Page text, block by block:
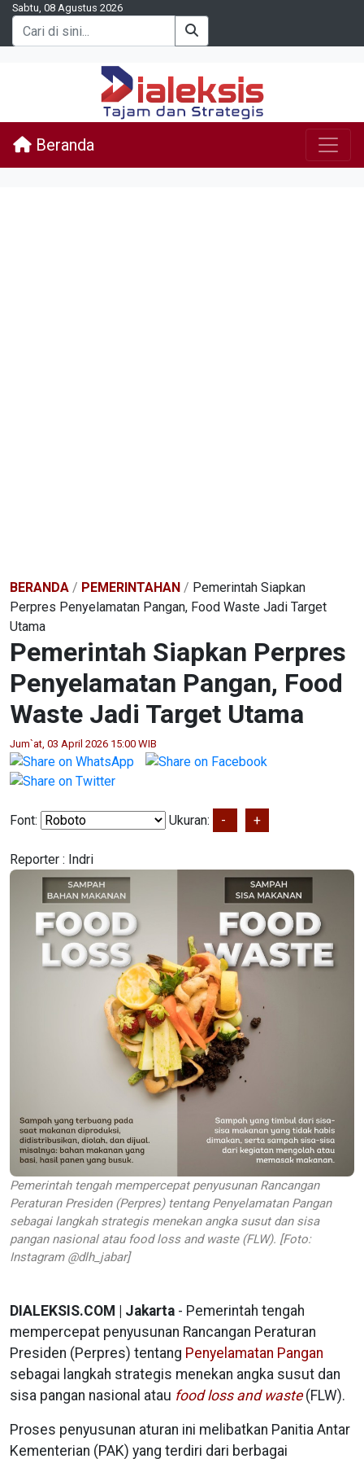
Sabtu, 08 Agustus 2026
Beranda
BERANDA / PEMERINTAHAN / Pemerintah Siapkan
Perpres Penyelamatan Pangan, Food Waste Jadi Target
Utama
Pemerintah Siapkan Perpres
Penyelamatan Pangan, Food
Waste Jadi Target Utama
Jum`at, 03 April 2026 15:00 WIB
Font: Ukuran: - +
Reporter : Indri
Pemerintah tengah mempercepat penyusunan Rancangan
Peraturan Presiden (Perpres) tentang Penyelamatan Pangan
sebagai langkah strategis menekan angka susut dan sisa
pangan nasional atau food loss and waste (FLW). [Foto:
Instagram @dlh_jabar]
DIALEKSIS.COM | Jakarta - Pemerintah tengah
mempercepat penyusunan Rancangan Peraturan
Presiden (Perpres) tentang Penyelamatan Pangan
sebagai langkah strategis menekan angka susut dan
sisa pangan nasional atau food loss and waste(FLW).
Proses penyusunan aturan ini melibatkan Panitia Antar
Kementerian (PAK) yang terdiri dari berbagai